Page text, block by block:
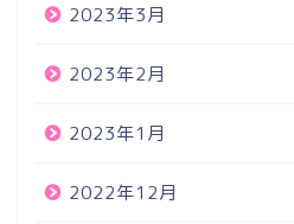
2023年3月
2023年2月
2023年1月
2022年12月